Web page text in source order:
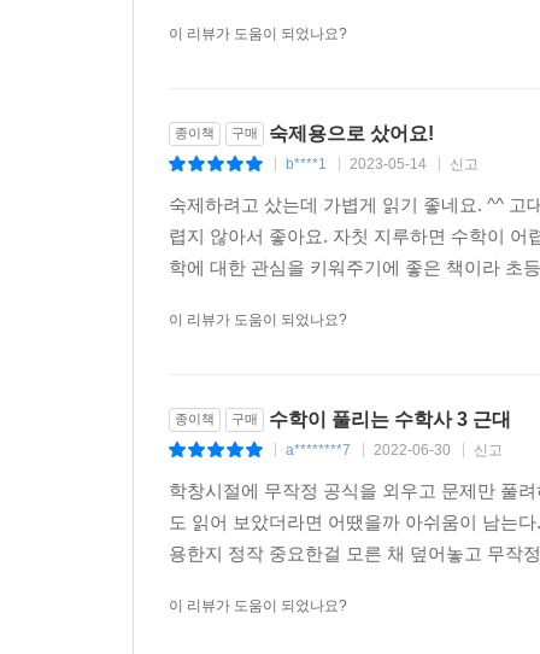
이 리뷰가 도움이 되었나요?
종이책 구매 숙제용으로 샀어요!
b****1 2023-05-14 신고
숙제하려고 샀는데 가볍게 읽기 좋네요. ^^ 고
렵지 않아서 좋아요. 자칫 지루하면 수학이
학에 대한 관심을 키워주기에 좋은 책이라 초
이 리뷰가 도움이 되었나요?
종이책 구매 수학이 풀리는 수학사 3 근대
a********7 2022-06-30 신고
학창시절에 무작정 공식을 외우고 문제만 풀
도 읽어 보았더라면 어땠을까 아쉬움이 남는
용한지 정작 중요한걸 모른 채 덮어놓고 무작
이 리뷰가 도움이 되었나요?